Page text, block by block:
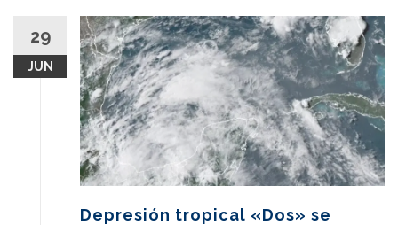
29
JUN
Depresión tropical «Dos» se